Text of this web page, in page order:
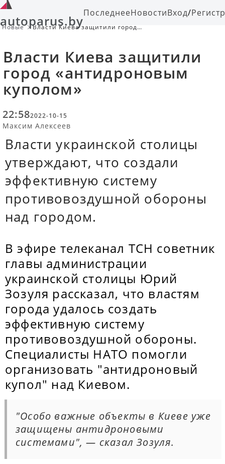
autoparus.byПоследнееНовостиВход/
Новые
Власти Киева защитили город
Власти Киева защитили
город «антидроновым
куполом»
22:582022-10-15
Максим Алексеев
Власти украинской столицы
утверждают, что создали
эффективную систему
противовоздушной обороны
над городом.
В эфире телеканал ТСН советник
главы администрации
украинской столицы Юрий
Зозуля рассказал, что властям
города удалось создать
эффективную систему
противовоздушной обороны.
Специалисты НАТО помогли
организовать "антидроновый
купол" над Киевом.
"Особо важные объекты в Киеве уже
защищены антидроновыми
системами", — сказал Зозуля.